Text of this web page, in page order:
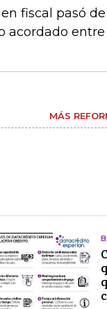
fiscal pasó de
acordado
MÁS